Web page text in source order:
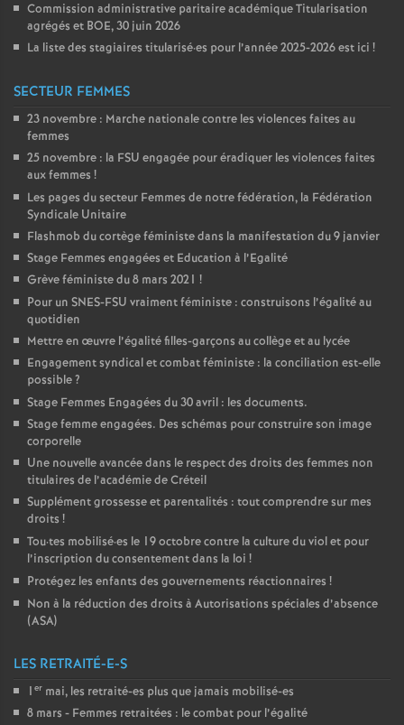
Commission administrative paritaire académique Titularisation
agrégés et BOE, 30 juin 2026
La liste des stagiaires titularisé·es pour l’année 2025-2026 est ici !
SECTEUR FEMMES
23 novembre : Marche nationale contre les violences faites au
femmes
25 novembre : la FSU engagée pour éradiquer les violences faites
aux femmes !
Les pages du secteur Femmes de notre fédération, la Fédération
Syndicale Unitaire
Flashmob du cortège féministe dans la manifestation du 9 janvier
Stage Femmes engagées et Education à l’Egalité
Grève féministe du 8 mars 2021 !
Pour un SNES-FSU vraiment féministe : construisons l’égalité au
quotidien
Mettre en œuvre l’égalité filles-garçons au collège et au lycée
Engagement syndical et combat féministe : la conciliation est-elle
possible?
Stage Femmes Engagées du 30 avril : les documents.
Stage femme engagées. Des schémas pour construire son image
corporelle
Une nouvelle avancée dans le respect des droits des femmes non
titulaires de l’académie de Créteil
Supplément grossesse et parentalités : tout comprendre sur mes
droits !
Tou·tes mobilisé·es le 19 octobre contre la culture du viol et pour
l’inscription du consentement dans la loi !
Protégez les enfants des gouvernements réactionnaires !
Non à la réduction des droits à Autorisations spéciales d’absence
(ASA)
LES RETRAITÉ-E-S
1 er mai, les retraité-es plus que jamais mobilisé-es
8 mars - Femmes retraitées : le combat pour l’égalité